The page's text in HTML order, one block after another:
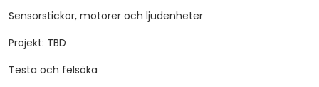
Sensorstickor, motorer och ljudenheter
Projekt: TBD
Testa och felsöka